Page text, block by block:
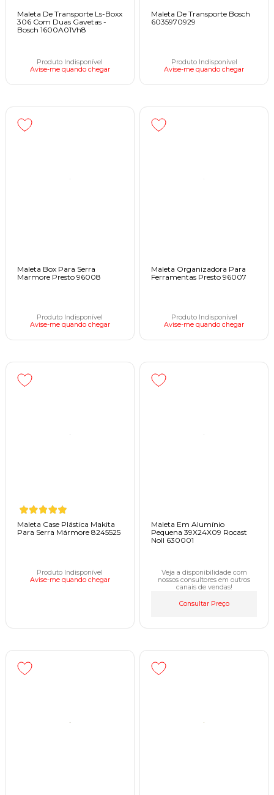
Maleta De Transporte Ls-Boxx
306 Com Duas Gavetas -
Bosch 1600A01Vh8
Produto Indisponível
Avise-me quando chegar
Maleta De Transporte Bosch
6035970929
Produto Indisponível
Avise-me quando chegar
Maleta Box Para Serra
Marmore Presto 96008
Produto Indisponível
Avise-me quando chegar
Maleta Organizadora Para
Ferramentas Presto 96007
Produto Indisponível
Avise-me quando chegar
Maleta Case Plástica Makita
Para Serra Mármore 8245525
Produto Indisponível
Avise-me quando chegar
Maleta Em Alumínio
Pequena 39X24X09 Rocast
Noll 630001
Veja a disponibilidade com
nossos consultores em outros
canais de vendas!
Consultar Preço